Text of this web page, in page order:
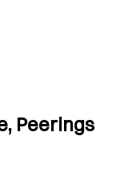
Peerings